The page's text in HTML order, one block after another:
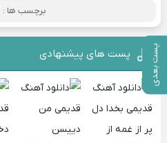
پست بعدی
برچسب ها :
پست های پیشنهادی